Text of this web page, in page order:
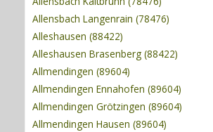
Allensbach Langenrain (78476)
Alleshausen (88422)
Alleshausen Brasenberg (88422)
Allmendingen (89604)
Allmendingen Ennahofen (89604)
Allmendingen Grötzingen (89604)
Allmendingen Hausen (89604)